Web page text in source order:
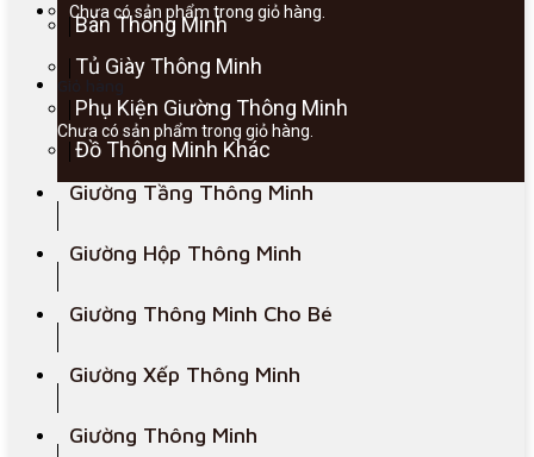
Chưa có sản phẩm trong giỏ hàng.
Giỏ hàng
Chưa có sản phẩm trong giỏ hàng.
Bàn Thông Minh
Tủ Giày Thông Minh
Phụ Kiện Giường Thông Minh
Đồ Thông Minh Khác
Giường Tầng Thông Minh
Giường Hộp Thông Minh
Giường Thông Minh Cho Bé
Giường Xếp Thông Minh
Giường Thông Minh